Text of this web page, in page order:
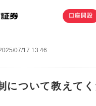
口座開設
07/17 13:46
について教えてく